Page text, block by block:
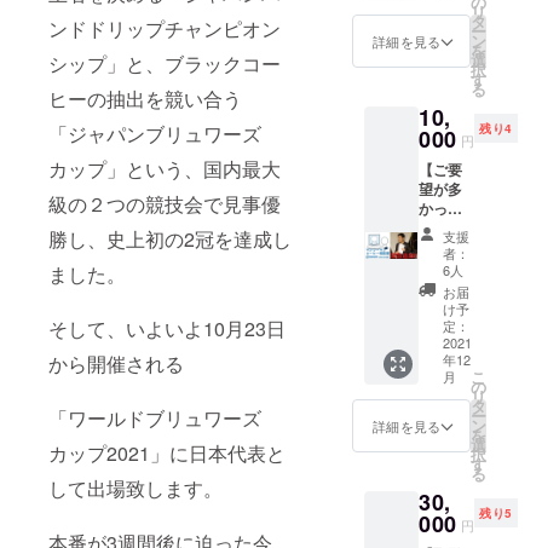
ンドドリップチャンピオン
シップ」と、ブラックコー
ヒーの抽出を競い合う
「ジャパンブリュワーズ
カップ」という、国内最大
級の２つの競技会で見事優
勝し、史上初の2冠を達成し
ました。
そして、いよいよ10月23日
から開催される
「ワールドブリュワーズ
カップ2021」に日本代表と
して出場致します。
本番が3週間後に迫った今、
切に書
きます
挑戦！
世界大
会へ臨
むまで
ソード
・世界
大会期
間中の
出来事
・世界
大会の
様子や
他の競
技者の
ことな
ど ・コ
ロナ禍
の大会
で大変
だった
ことな
詳細を見る
リ
タ
ー
ン
を
選
択
す
る
10,
000 円
残り4
【ご要
望が多
かった
ので追
加しま
す！】
マン
ツーマ
ン コー
ヒー相
談室
@zoom
コー
ヒーの
こと
や、大
と、レ
シピの
相談、
支援
者：
6人
お届
け予
定：
2021
年12
月
詳細を見る
こ
の
リ
タ
ー
ン
を
選
択
す
る
30,
000 円
残り5